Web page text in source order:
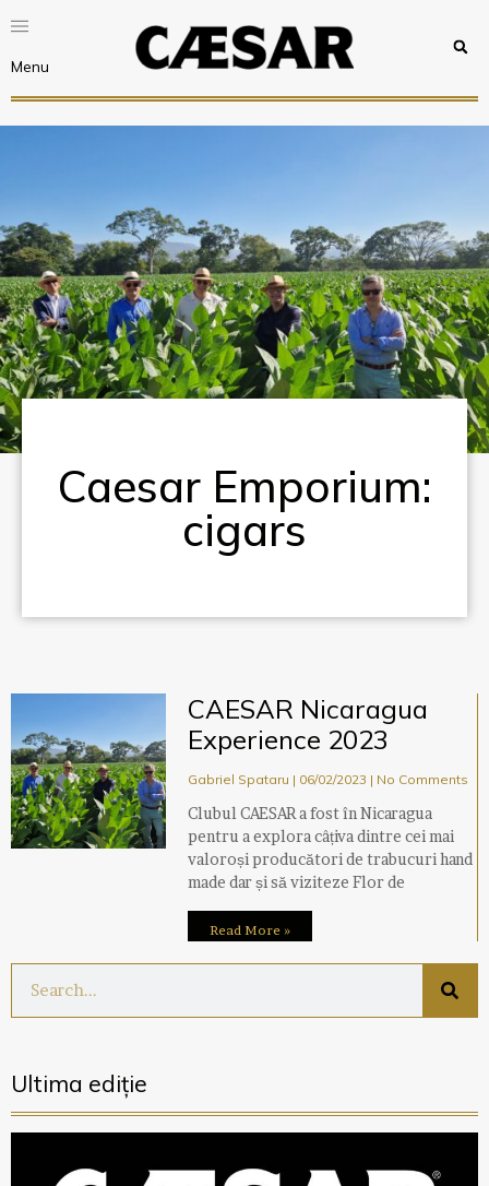
Menu
Caesar Emporium:
cigars
CAESAR Nicaragua
Experience 2023
Gabriel Spataru 06/02/2023 No Comments
Clubul CAESAR a fost în Nicaragua
pentru a explora câțiva dintre cei mai
valoroși producători de trabucuri hand
made dar și să viziteze Flor de
Read More »
Ultima ediție